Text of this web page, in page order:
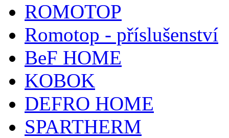
ROMOTOP
Romotop - příslušenství
BeF HOME
KOBOK
DEFRO HOME
SPARTHERM